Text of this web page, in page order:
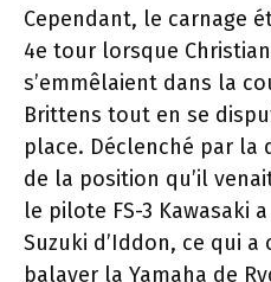
Cependant, le carnage
4e tour lorsque
s’emmêlaient dans la
Brittens tout en se
place. Déclenché par la
de la position qu’il
le pilote FS-3 Kawasaki
Suzuki d’Iddon, ce qui
balayer la Yamaha de